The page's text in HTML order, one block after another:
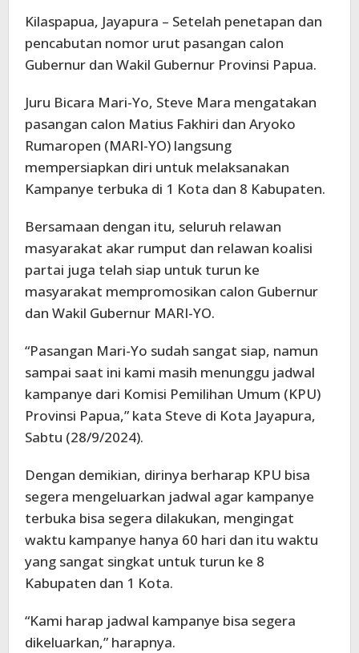
Kilaspapua, Jayapura – Setelah penetapan dan
pencabutan nomor urut pasangan calon
Gubernur dan Wakil Gubernur Provinsi Papua.
Juru Bicara Mari-Yo, Steve Mara mengatakan
pasangan calon Matius Fakhiri dan Aryoko
Rumaropen (MARI-YO) langsung
mempersiapkan diri untuk melaksanakan
Kampanye terbuka di 1 Kota dan 8 Kabupaten.
Bersamaan dengan itu, seluruh relawan
masyarakat akar rumput dan relawan koalisi
partai juga telah siap untuk turun ke
masyarakat mempromosikan calon Gubernur
dan Wakil Gubernur MARI-YO.
“Pasangan Mari-Yo sudah sangat siap, namun
sampai saat ini kami masih menunggu jadwal
kampanye dari Komisi Pemilihan Umum (KPU)
Provinsi Papua,” kata Steve di Kota Jayapura,
Sabtu (28/9/2024).
Dengan demikian, dirinya berharap KPU bisa
segera mengeluarkan jadwal agar kampanye
terbuka bisa segera dilakukan, mengingat
waktu kampanye hanya 60 hari dan itu waktu
yang sangat singkat untuk turun ke 8
Kabupaten dan 1 Kota.
“Kami harap jadwal kampanye bisa segera
dikeluarkan,” harapnya.